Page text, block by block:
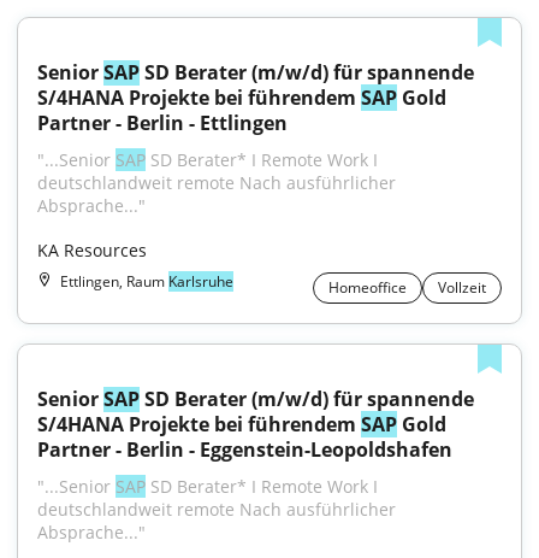
Senior SAP SD Berater (m/w/d) für spannende
S/4HANA Projekte bei führendem SAP Gold
Partner - Berlin - Ettlingen
"...Senior SAP SD Berater* I Remote Work I
deutschlandweit remote Nach ausführlicher
Absprache..."
KA Resources
Ettlingen, Raum Karlsruhe Homeoffice Vollzeit
Senior SAP SD Berater (m/w/d) für spannende
S/4HANA Projekte bei führendem SAP Gold
Partner - Berlin - Eggenstein-Leopoldshafen
"...Senior SAP SD Berater* I Remote Work I
deutschlandweit remote Nach ausführlicher
Absprache..."